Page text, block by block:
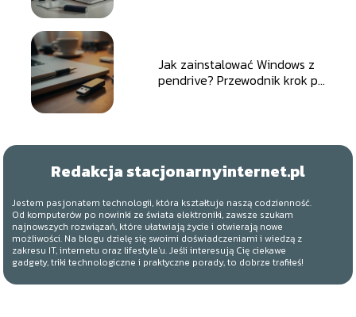
Jak zainstalować Windows z
pendrive? Przewodnik krok po
Redakcja stacjonarnyinternet.pl
Jestem pasjonatem technologii, która kształtuje naszą codzienność.
Od komputerów po nowinki ze świata elektroniki, zawsze szukam
najnowszych rozwiązań, które ułatwiają życie i otwierają nowe
możliwości. Na blogu dzielę się swoimi doświadczeniami i wiedzą z
zakresu IT, internetu oraz lifestyle'u. Jeśli interesują Cię ciekawe
gadgety, triki technologiczne i praktyczne porady, to dobrze trafiłeś!